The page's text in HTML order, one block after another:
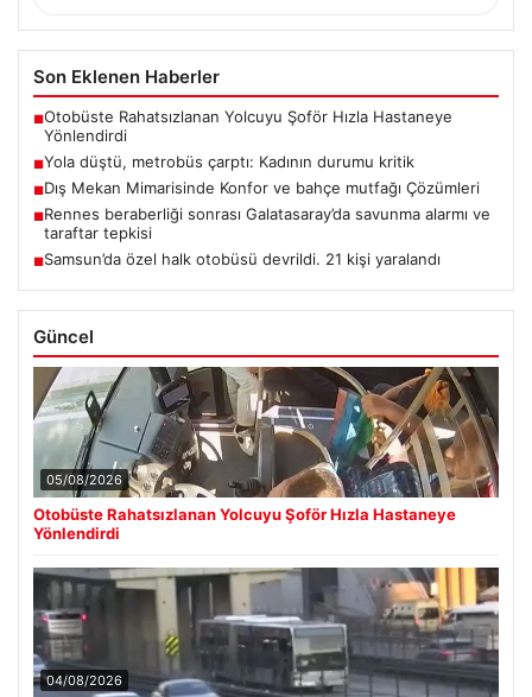
Son Eklenen Haberler
■Otobüste Rahatsızlanan Yolcuyu Şoför Hızla Hastaneye
Yönlendirdi
■Yola düştü, metrobüs çarptı: Kadının durumu kritik
■Dış Mekan Mimarisinde Konfor ve bahçe mutfağı Çözümleri
■Rennes beraberliği sonrası Galatasaray’da savunma alarmı ve
taraftar tepkisi
■Samsun’da özel halk otobüsü devrildi. 21 kişi yaralandı
Güncel
05/08/2026
Otobüste Rahatsızlanan Yolcuyu Şoför Hızla Hastaneye
Yönlendirdi
04/08/2026